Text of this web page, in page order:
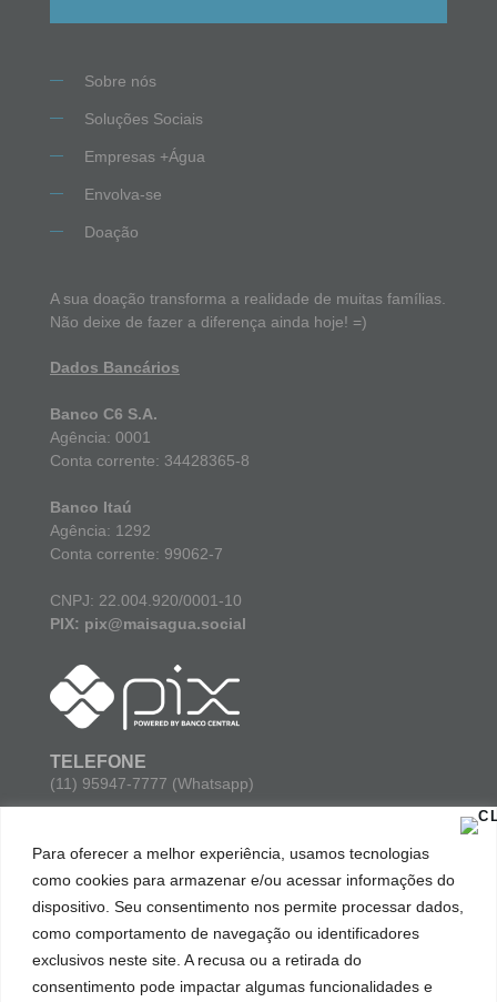
Para oferecer a melhor experiência, usamos tecnologias
como cookies para armazenar e/ou acessar informações do
dispositivo. Seu consentimento nos permite processar dados,
como comportamento de navegação ou identificadores
exclusivos neste site. A recusa ou a retirada do
consentimento pode impactar algumas funcionalidades e
Sobre nós
Soluções Sociais
Empresas +Água
Envolva-se
Doação
A sua doação transforma a realidade de muitas famílias.
Não deixe de fazer a diferença ainda hoje! =)
Dados Bancários
Banco C6 S.A.
Agência: 0001
Conta corrente: 34428365-8
Banco Itaú
Agência: 1292
Conta corrente: 99062-7
CNPJ: 22.004.920/0001-10
PIX: pix@maisagua.social
TELEFONE
(11) 95947-7777 (Whatsapp)
contato@maisagua.social
ENDEREÇO
Avenida Paulista 777, sala 102 parte 03. Bela Vista. São
Paulo/SP. Cep: 01311-914.